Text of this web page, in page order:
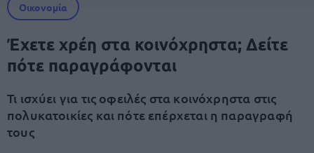
Οικονομία
Έχετε χρέη στα κοινόχρηστα; Δείτε
πότε παραγράφονται
Τι ισχύει για τις οφειλές στα κοινόχρηστα στις
πολυκατοικίες και πότε επέρχεται η παραγραφή
τους